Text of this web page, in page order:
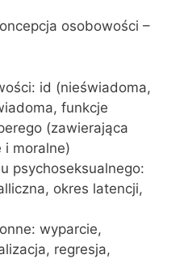
osobowości –
id (nieświadoma,
funkcje
(zawierająca
i moralne)
psychoseksualnego:
okres latencji,
wyparcie,
regresja,